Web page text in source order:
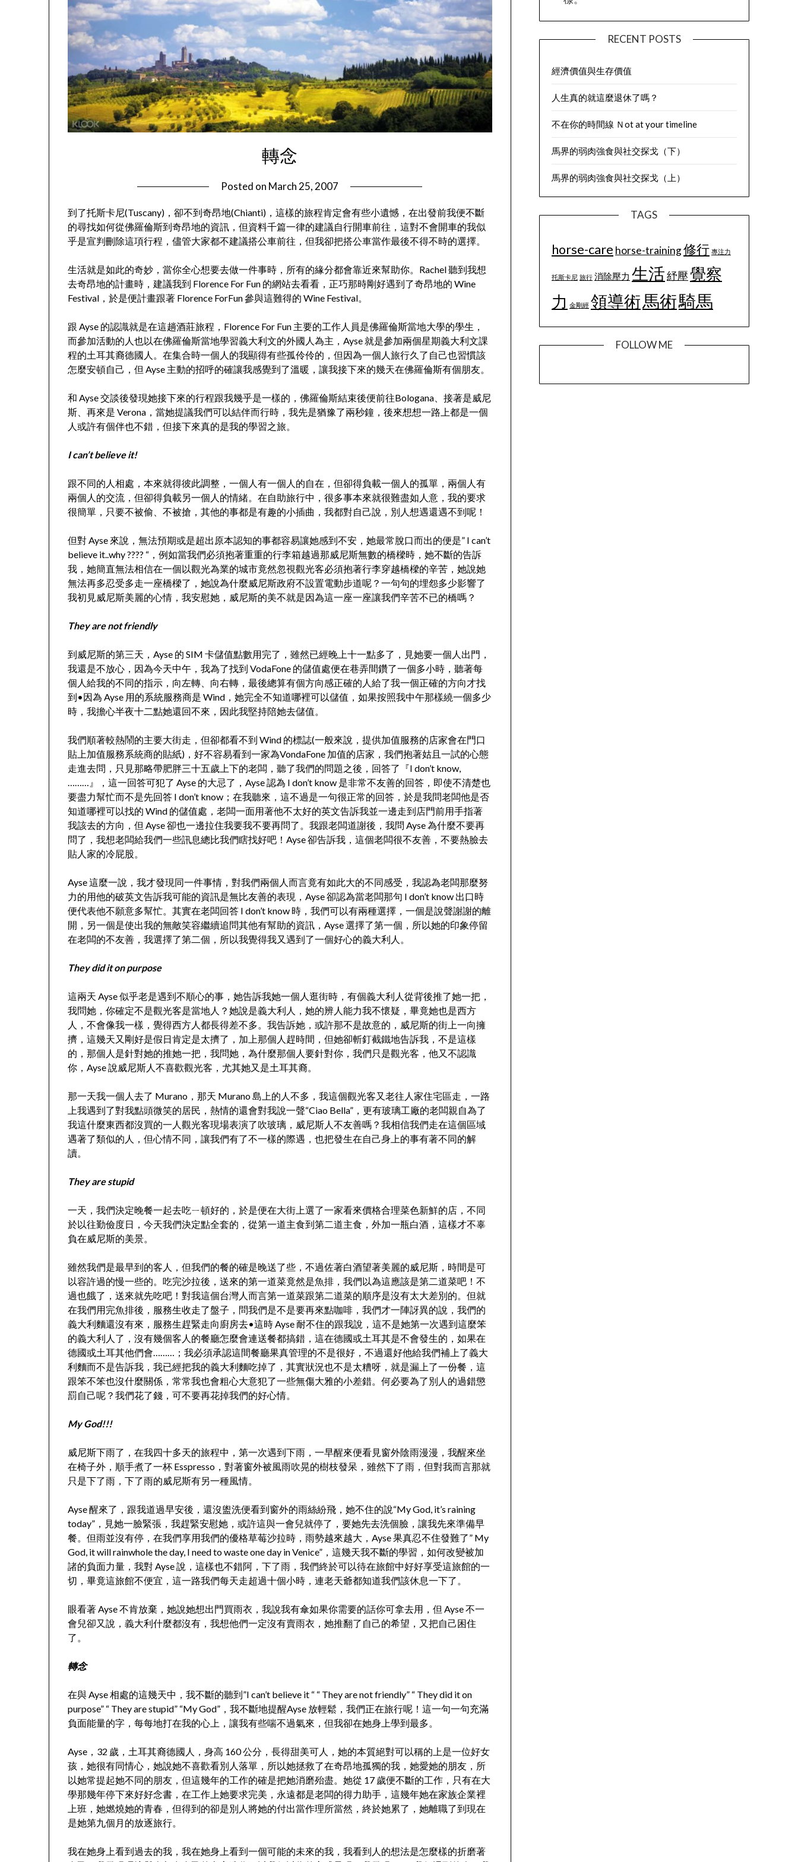
轉念
Posted on March 25, 2007
到了托斯卡尼(Tuscany)，卻不到奇昂地(Chianti)，這樣的旅程肯定會有些小遺憾，在出發前我便不斷
的尋找如何從佛羅倫斯到奇昂地的資訊，但資料千篇一律的建議自行開車前往，這對不會開車的我似
乎是宣判刪除這項行程，儘管大家都不建議搭公車前往，但我卻把搭公車當作最後不得不時的選擇。
生活就是如此的奇妙，當你全心想要去做一件事時，所有的緣分都會靠近來幫助你。Rachel 聽到我想
去奇昂地的計畫時，建議我到 Florence For Fun 的網站去看看，正巧那時剛好遇到了奇昂地的 Wine
Festival，於是便計畫跟著 Florence ForFun 參與這難得的 Wine Festival。
跟 Ayse 的認識就是在這趟酒莊旅程，Florence For Fun 主要的工作人員是佛羅倫斯當地大學的學生，
而參加活動的人也以在佛羅倫斯當地學習義大利文的外國人為主，Ayse 就是參加兩個星期義大利文課
程的土耳其裔德國人。在集合時一個人的我顯得有些孤伶伶的，但因為一個人旅行久了自己也習慣該
怎麼安頓自己，但 Ayse 主動的招呼的確讓我感覺到了溫暖，讓我接下來的幾天在佛羅倫斯有個朋友。
和 Ayse 交談後發現她接下來的行程跟我幾乎是一樣的，佛羅倫斯結束後便前往Bologana、接著是威尼
斯、再來是 Verona，當她提議我們可以結伴而行時，我先是猶豫了兩秒鐘，後來想想一路上都是一個
人或許有個伴也不錯，但接下來真的是我的學習之旅。
I can’t believe it!
跟不同的人相處，本來就得彼此調整，一個人有一個人的自在，但卻得負載一個人的孤單，兩個人有
兩個人的交流，但卻得負載另一個人的情緒。在自助旅行中，很多事本來就很難盡如人意，我的要求
很簡單，只要不被偷、不被搶，其他的事都是有趣的小插曲，我都對自己說，別人想遇還遇不到呢！
但對 Ayse 來說，無法預期或是超出原本認知的事都容易讓她感到不安，她最常脫口而出的便是” I can’t
believe it..why ???? “，例如當我們必須抱著重重的行李箱越過那威尼斯無數的橋樑時，她不斷的告訴
我，她簡直無法相信在一個以觀光為業的城市竟然忽視觀光客必須抱著行李穿越橋樑的辛苦，她說她
無法再多忍受多走一座橋樑了，她說為什麼威尼斯政府不設置電動步道呢？一句句的埋怨多少影響了
我初見威尼斯美麗的心情，我安慰她，威尼斯的美不就是因為這一座一座讓我們辛苦不已的橋嗎？
They are not friendly
到威尼斯的第三天，Ayse 的 SIM 卡儲值點數用完了，雖然已經晚上十一點多了，見她要一個人出門，
我還是不放心，因為今天中午，我為了找到 VodaFone 的儲值處便在巷弄間鑽了一個多小時，聽著每
個人給我的不同的指示，向左轉、向右轉，最後總算有個方向感正確的人給了我一個正確的方向才找
到•因為 Ayse 用的系統服務商是 Wind，她完全不知道哪裡可以儲值，如果按照我中午那樣繞一個多少
時，我擔心半夜十二點她還回不來，因此我堅持陪她去儲值。
我們順著較熱鬧的主要大街走，但卻都看不到 Wind 的標誌(一般來說，提供加值服務的店家會在門口
貼上加值服務系統商的貼紙)，好不容易看到一家為VondaFone 加值的店家，我們抱著姑且一試的心態
走進去問，只見那略帶肥胖三十五歲上下的老闆，聽了我們的問題之後，回答了『I don’t know,
………』，這一回答可犯了 Ayse 的大忌了，Ayse 認為 I don’t know 是非常不友善的回答，即使不清楚也
要盡力幫忙而不是先回答 I don’t know；在我聽來，這不過是一句很正常的回答，於是我問老闆他是否
知道哪裡可以找的 Wind 的儲值處，老闆一面用著他不太好的英文告訴我並一邊走到店門前用手指著
我該去的方向，但 Ayse 卻也一邊拉住我要我不要再問了。我跟老闆道謝後，我問 Ayse 為什麼不要再
問了，我想老闆給我們一些訊息總比我們瞎找好吧！Ayse 卻告訴我，這個老闆很不友善，不要熱臉去
貼人家的冷屁股。
Ayse 這麼一說，我才發現同一件事情，對我們兩個人而言竟有如此大的不同感受，我認為老闆那麼努
力的用他的破英文告訴我可能的資訊是無比友善的表現，Ayse 卻認為當老闆那句 I don’t know 出口時
便代表他不願意多幫忙。其實在老闆回答 I don’t know 時，我們可以有兩種選擇，一個是說聲謝謝的離
開，另一個是使出我的無敵笑容繼續追問其他有幫助的資訊，Ayse 選擇了第一個，所以她的印象停留
在老闆的不友善，我選擇了第二個，所以我覺得我又遇到了一個好心的義大利人。
They did it on purpose
這兩天 Ayse 似乎老是遇到不順心的事，她告訴我她一個人逛街時，有個義大利人從背後推了她一把，
我問她，你確定不是觀光客是當地人？她說是義大利人，她的辨人能力我不懷疑，畢竟她也是西方
人，不會像我一樣，覺得西方人都長得差不多。我告訴她，或許那不是故意的，威尼斯的街上一向擁
擠，這幾天又剛好是假日肯定是太擠了，加上那個人趕時間，但她卻斬釘截鐵地告訴我，不是這樣
的，那個人是針對她的推她一把，我問她，為什麼那個人要針對你，我們只是觀光客，他又不認識
你，Ayse 說威尼斯人不喜歡觀光客，尤其她又是土耳其裔。
那一天我一個人去了 Murano，那天 Murano 島上的人不多，我這個觀光客又老往人家住宅區走，一路
上我遇到了對我點頭微笑的居民，熱情的還會對我說一聲“Ciao Bella”，更有玻璃工廠的老闆親自為了
我這什麼東西都沒買的一人觀光客現場表演了吹玻璃，威尼斯人不友善嗎？我相信我們走在這個區域
遇著了類似的人，但心情不同，讓我們有了不一樣的際遇，也把發生在自己身上的事有著不同的解
讀。
They are stupid
一天，我們決定晚餐一起去吃ㄧ頓好的，於是便在大街上選了一家看來價格合理菜色新鮮的店，不同
於以往勤儉度日，今天我們決定點全套的，從第一道主食到第二道主食，外加一瓶白酒，這樣才不辜
負在威尼斯的美景。
雖然我們是最早到的客人，但我們的餐的確是晚送了些，不過佐著白酒望著美麗的威尼斯，時間是可
以容許過的慢一些的。吃完沙拉後，送來的第一道菜竟然是魚排，我們以為這應該是第二道菜吧！不
過也餓了，送來就先吃吧！對我這個台灣人而言第一道菜跟第二道菜的順序是沒有太大差別的。但就
在我們用完魚排後，服務生收走了盤子，問我們是不是要再來點咖啡，我們才一陣訝異的說，我們的
義大利麵還沒有來，服務生趕緊走向廚房去•這時 Ayse 耐不住的跟我說，這不是她第一次遇到這麼笨
的義大利人了，沒有幾個客人的餐廳怎麼會連送餐都搞錯，這在德國或土耳其是不會發生的，如果在
德國或土耳其他們會………；我必須承認這間餐廳果真管理的不是很好，不過還好他給我們補上了義大
利麵而不是告訴我，我已經把我的義大利麵吃掉了，其實狀況也不是太糟呀，就是漏上了一份餐，這
跟笨不笨也沒什麼關係，常常我也會粗心大意犯了一些無傷大雅的小差錯。何必要為了別人的過錯懲
罰自己呢？我們花了錢，可不要再花掉我們的好心情。
My God!!!
威尼斯下雨了，在我四十多天的旅程中，第一次遇到下雨，一早醒來便看見窗外陰雨漫漫，我醒來坐
在椅子外，順手煮了一杯 Esspresso，對著窗外被風雨吹晃的樹枝發呆，雖然下了雨，但對我而言那就
只是下了雨，下了雨的威尼斯有另一種風情。
Ayse 醒來了，跟我道過早安後，還沒盥洗便看到窗外的雨絲紛飛，她不住的說“My God, it’s raining
today”，見她一臉緊張，我趕緊安慰她，或許這與一會兒就停了，要她先去洗個臉，讓我先來準備早
餐。但雨並沒有停，在我們享用我們的優格草莓沙拉時，雨勢越來越大，Ayse 果真忍不住發難了” My
God, it will rainwhole the day, I need to waste one day in Venice”，這幾天我不斷的學習，如何改變被加
諸的負面力量，我對 Ayse 說，這樣也不錯阿，下了雨，我們終於可以待在旅館中好好享受這旅館的一
切，畢竟這旅館不便宜，這一路我們每天走超過十個小時，連老天爺都知道我們該休息一下了。
眼看著 Ayse 不肯放棄，她說她想出門買雨衣，我說我有傘如果你需要的話你可拿去用，但 Ayse 不一
會兒卻又說，義大利什麼都沒有，我想他們一定沒有賣雨衣，她推翻了自己的希望，又把自己困住
了。
轉念
在與 Ayse 相處的這幾天中，我不斷的聽到”I can’t believe it “ “ They are not friendly” “ They did it on
purpose” “ They are stupid” “My God”，我不斷地提醒Ayse 放輕鬆，我們正在旅行呢！這一句一句充滿
負面能量的字，每每地打在我的心上，讓我有些喘不過氣來，但我卻在她身上學到最多。
Ayse，32 歲，土耳其裔德國人，身高 160 公分，長得甜美可人，她的本質絕對可以稱的上是一位好女
孩，她很有同情心，她說她不喜歡看別人落單，所以她拯救了在奇昂地孤獨的我，她愛她的朋友，所
以她常提起她不同的朋友，但這幾年的工作的確是把她消磨殆盡。她從 17 歲便不斷的工作，只有在大
學那幾年停下來好好念書，在工作上她要求完美，永遠都是老闆的得力助手，這幾年她在家族企業裡
上班，她燃燒她的青春，但得到的卻是別人將她的付出當作理所當然，終於她累了，她離職了到現在
是她第九個月的放逐旅行。
我在她身上看到過去的我，我在她身上看到一個可能的未來的我，我看到人的想法是怎麼樣的折磨著
RECENT POSTS
經濟價值與生存價值
人生真的就這麼退休了嗎？
不在你的時間線 Ｎot at your timeline
馬界的弱肉強食與社交探戈（下）
馬界的弱肉強食與社交探戈（上）
TAGS
horse-care horse-training修行 專注力
托斯卡尼 旅行 消除壓力 生活紓壓 覺察
力 金剛經 領導術馬術騎馬
FOLLOW ME